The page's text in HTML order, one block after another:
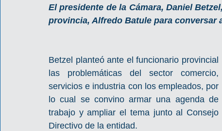
Líneas de CréditoEl presidente de la Cámara, Daniel
provincia, Alfredo Batule para conversar
Betzel planteó ante el funcionario provincial
las problemáticas del sector comercio,
servicios e industria con los empleados, por
lo cual se convino armar una agenda de
trabajo y ampliar el tema junto al Consejo
Directivo de la entidad.